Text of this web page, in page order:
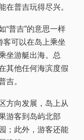
在普吉玩得尽兴。
“普吉”的意思一样
客可以在岛上乘坐
坐游艇出海。总
其他任何海滨度假
吉。
方向发展，岛上从
游客到岛屿北部
；此外，游客还能